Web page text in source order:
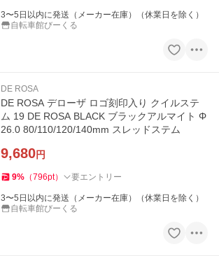
3〜5日以内に発送（メーカー在庫）（休業日を除く）
自転車館びーくる
DE ROSA
DE ROSA デローザ ロゴ刻印入り クイルステ
ム 19 DE ROSA BLACK ブラックアルマイト Φ
26.0 80/110/120/140mm スレッドステム
9,680円
9% （796pt） 要エントリー
3〜5日以内に発送（メーカー在庫）（休業日を除く）
自転車館びーくる